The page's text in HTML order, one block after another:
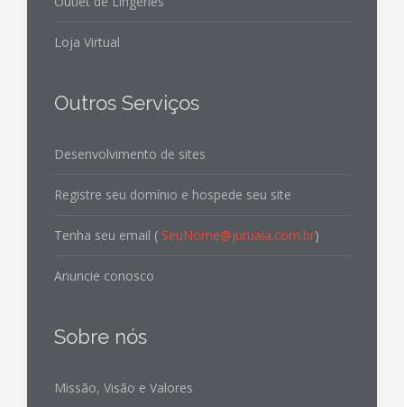
Loja Virtual
Outros Serviços
Desenvolvimento de sites
Registre seu domínio e hospede seu site
Tenha seu email ( SeuNome@juruaia.com.br)
Anuncie conosco
Sobre nós
Missão, Visão e Valores